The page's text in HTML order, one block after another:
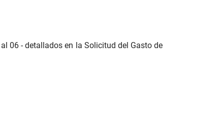
06 - detallados en la Solicitud del Gasto de